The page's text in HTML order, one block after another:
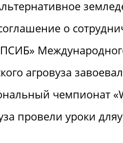
о
агровуза
чемпионат
провели уроки